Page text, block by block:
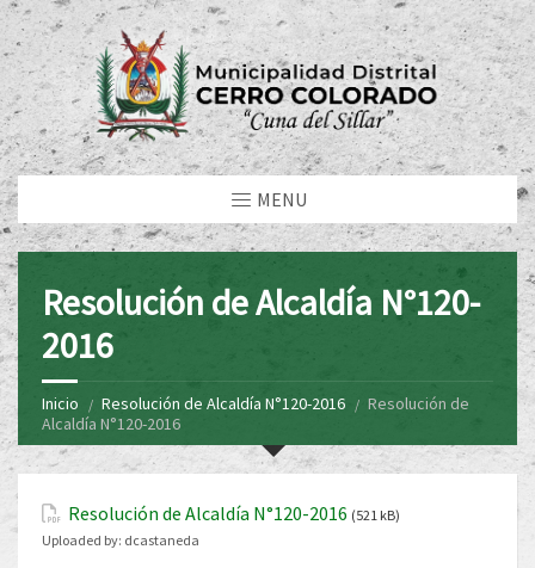
MENU
Resolución de Alcaldía N°120-
2016
Inicio Resolución de Alcaldía N°120-2016
Resolución de
Alcaldía N°120-2016
Resolución de Alcaldía N°120-2016 (521 kB)
Uploaded by: dcastaneda